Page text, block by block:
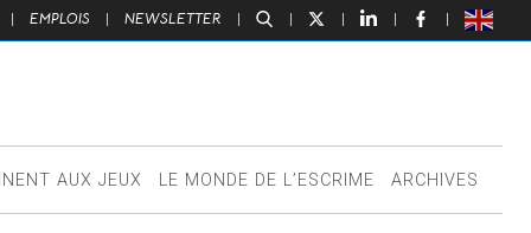
| EMPLOIS | NEWSLETTER | | | | |
AUX JEUX LE MONDE DE L’ESCRIME ARCHIVES